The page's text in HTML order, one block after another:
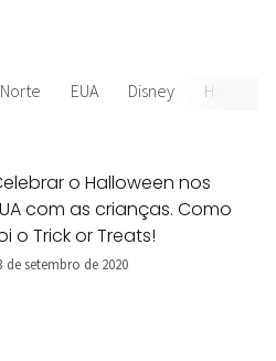
EUA Disney
o Halloween nos
com as crianças. Como
o Trick or Treats!
de setembro de 2020